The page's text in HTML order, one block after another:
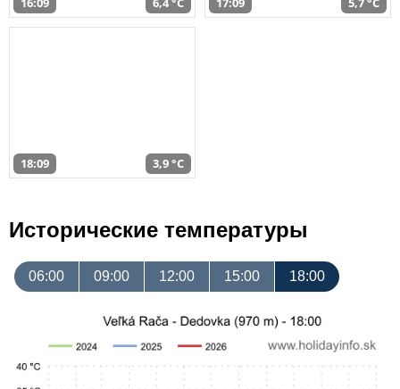
18:09 3,9 °C
Исторические температуры
06:00 09:00 12:00 15:00 18:00